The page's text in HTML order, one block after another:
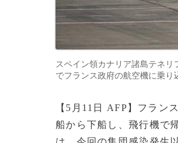
スペイン領カナリア諸島テネ
でフランス政府の航空機に乗り
【5月11日 AFP】フラン
船から下船し、飛行機で